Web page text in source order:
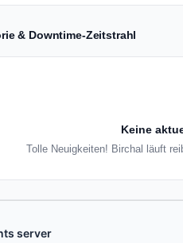
& Downtime-Zeitstrahl
Keine
Tolle Neuigkeiten! Birchal läuft
server